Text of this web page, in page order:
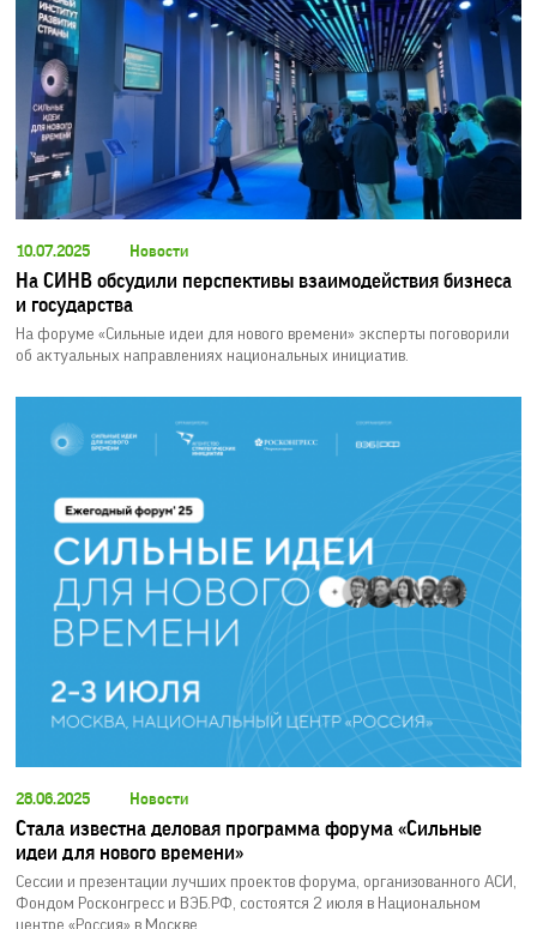
10.07.2025 Новости
На СИНВ обсудили перспективы взаимодействия бизнеса
и государства
На форуме «Сильные идеи для нового времени» эксперты поговорили
об актуальных направлениях национальных инициатив.
28.06.2025 Новости
Стала известна деловая программа форума «Сильные
идеи для нового времени»
Сессии и презентации лучших проектов форума, организованного АСИ,
Фондом Росконгресс и ВЭБ.РФ, состоятся 2 июля в Национальном
центре «Россия» в Москве.